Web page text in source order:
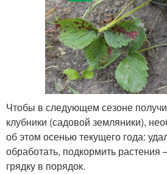
Чтобы в следующем сезоне
клубники (садовой земляники),
об этом осенью текущего года:
обработать, подкормить
грядку в порядок.